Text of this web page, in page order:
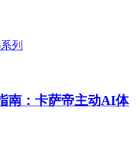
南：卡萨帝主动AI体